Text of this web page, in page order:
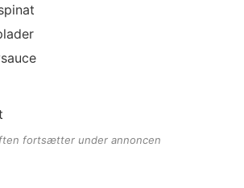
fortsætter under annoncen